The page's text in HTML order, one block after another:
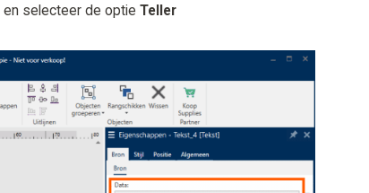
en selecteer de optie Teller